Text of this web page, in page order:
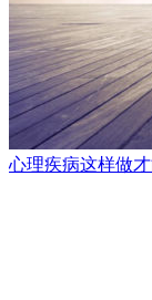
心理疾病这样做